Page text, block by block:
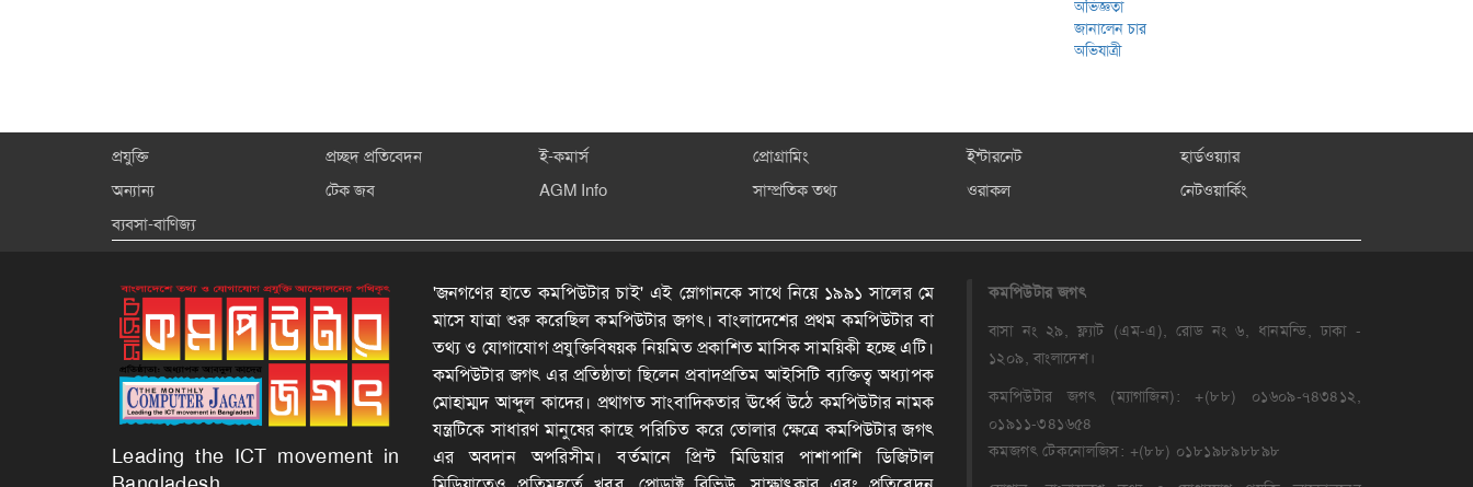
প্রযুক্তি প্রচ্ছদ প্রতিবেদন ই-কমার্স প্রোগ্রামিং ইন্টারনেট
হার্ডওয়্যার
অন্যান্য
টেক জব AGM Info সাম্প্রতিক তথ্য ওরাকল
নেটওয়ার্কিং
ব্যবসা-বাণিজ্য
Leading the ICT movement in
'জনগণের হাতে কমপিউটার চাই' এই স্লোগানকে সাথে নিয়ে ১৯৯১ সালের মে
মাসে যাত্রা শুরু করেছিল কমপিউটার জগৎ। বাংলাদেশের প্রথম কমপিউটার বা
তথ্য ও যোগাযোগ প্রযুক্তিবিষয়ক নিয়মিত প্রকাশিত মাসিক সাময়িকী হচ্ছে এটি।
কমপিউটার জগৎ এর প্রতিষ্ঠাতা ছিলেন প্রবাদপ্রতিম আইসিটি ব্যক্তিত্ব অধ্যাপক
মোহাম্মদ আব্দুল কাদের। প্রথাগত সাংবাদিকতার ঊর্ধ্বে উঠে কমপিউটার নামক
যন্ত্রটিকে সাধারণ মানুষের কাছে পরিচিত করে তোলার ক্ষেত্রে কমপিউটার জগৎ
এর অবদান অপরিসীম। বর্তমানে প্রিন্ট মিডিয়ার পাশাপাশি ডিজিটাল
কমপিউটারজগৎ
বাসা নং ২৯, ফ্ল্যাট (এম-এ), রোড নং ৬, ধানমন্ডি, ঢাকা -
১২০৯, বাংলাদেশ।
কমপিউটার জগৎ (ম্যাগাজিন): +(৮৮) ০১৬০৯-৭৪৩৪১২,
০১৯১১-৩৪১৬৫৪
কমজগৎ টেকনোলজিস: +(৮৮) ০১৮১৯৮৯৮৮৯৮